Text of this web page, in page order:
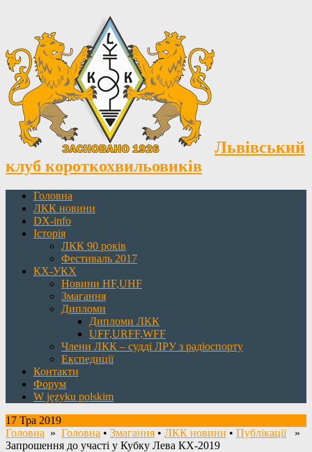
Львівський
клуб короткохвильовиків
Головна
ЛКК новини
DX-info
Історія
ЛКК 90 років
Фестиваль 2017
КХ-УКХ
Новини HF,UHF
Змагання
Дипломи
Дипломи ЛКК
UFF,URFF,WFF
Члени ЛКК – судді ЛРУ з радіоспорту
Експедиції
Контакти
Форум
W języku polskim
17 Тра 2019
Головна » Головна • Змагання • ЛКК новини • Публікації»
Запрошення до участі у Кубку Лева КХ-2019